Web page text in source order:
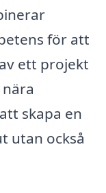
för att
ett projekt
skapa en
utan också